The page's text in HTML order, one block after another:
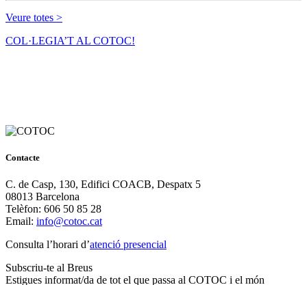
Veure totes >
COL·LEGIA’T AL COTOC!
Contacte
C. de Casp, 130, Edifici COACB, Despatx 5
08013 Barcelona
Telèfon: 606 50 85 28
Email: info@cotoc.cat
Consulta l’horari d’atenció presencial
Subscriu-te al Breus
Estigues informat/da de tot el que passa al COTOC i el món